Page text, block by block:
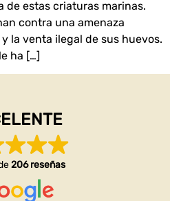
de estas criaturas marinas.
contra una amenaza
la venta ilegal de sus huevos.
ha […]
206 reseñas